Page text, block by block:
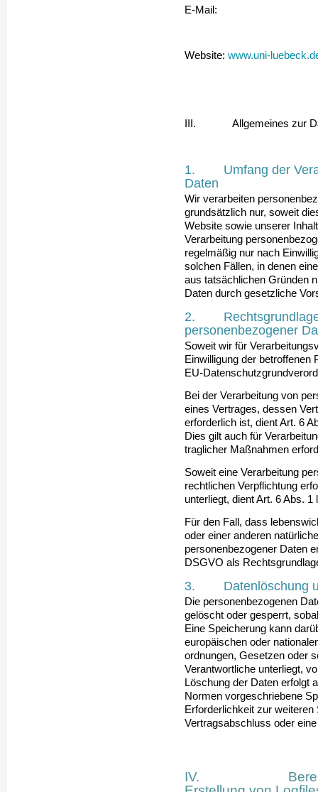
E-Mail:
Website: www.uni-
III. Allgemeines zur
1. Umfang der
Daten
Wir verarbeiten
grundsätzlich nur, soweit
Website sowie unserer
Verarbeitung
regelmäßig nur nach
solchen Fällen, in denen
aus tatsächlichen Gründen
Daten durch gesetzliche
2. Rechtsgrundlage
personenbezogener
Soweit wir für
Einwilligung der be­trof­fenen
EU-
Bei der Verarbeitung von
eines Vertrages, des­sen
erforderlich ist, dient Art. 6
Dies gilt auch für
traglicher Maßnahmen
Soweit eine Verarbeitung
rechtlichen Ver­pflichtung
unterliegt, dient Art. 6 Abs.
Für den Fall, dass
oder einer anderen
personenbezogener Daten
DSGVO als
3. Datenlöschung
Die personenbezogenen
gelöscht oder gesperrt,
Eine Speicherung kann
europäischen oder
ordnungen, Gesetzen oder
Verantwortliche unterliegt,
Löschung der Daten erfolgt
Normen vor­geschriebene
Erforderlichkeit zur
Vertragsabschluss oder
IV.